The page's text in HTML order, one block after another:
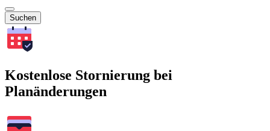
Suchen
Kostenlose Stornierung bei
Planänderungen